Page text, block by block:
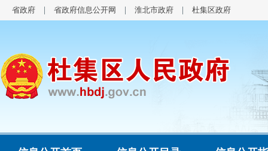
省政府 省政府信息公开网 淮北市政府 杜集区政府